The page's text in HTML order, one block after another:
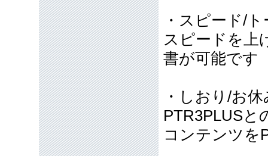
・スピード/
スピードを上
書が可能です
・しおり/お
PTR3PLUSと
コンテンツを